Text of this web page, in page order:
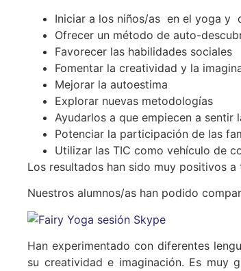
Iniciar a los niños/as en el yoga y
Ofrecer un método de auto-
Favorecer las habilidades sociales
Fomentar la creatividad y la
Mejorar la autoestima
Explorar nuevas metodologías
Ayudarlos a que empiecen a
Potenciar la participación de las
Utilizar las TIC como vehículo de
Los resultados han sido muy positivos a
Nuestros alumnos/as han podido
Han experimentado con diferentes
su creatividad e imaginación. Es muy